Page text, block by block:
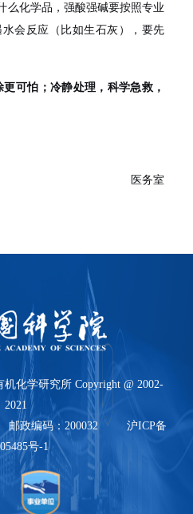
么化学品，强酸强碱要按照专业
会反应（比如生石灰），要先
可怕；冷静处理，科学急救，
医务室
化学研究所 Copyright @ 2002-
2021
邮政编码：200032 沪ICP备
号-1